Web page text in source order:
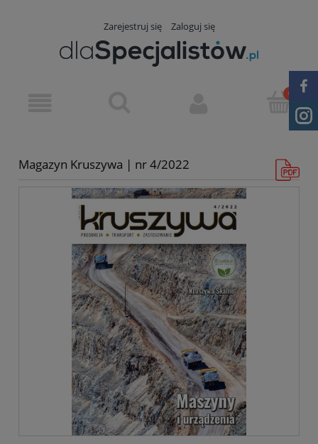
Zarejestruj się Zaloguj się
Magazyn Kruszywa | nr 4/2022